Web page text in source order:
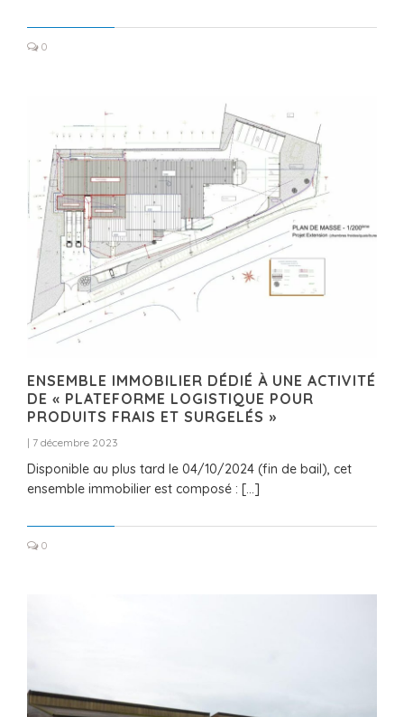
0
ENSEMBLE IMMOBILIER DÉDIÉ À UNE ACTIVITÉ
DE « PLATEFORME LOGISTIQUE POUR
PRODUITS FRAIS ET SURGELÉS »
| 7 décembre 2023
Disponible au plus tard le 04/10/2024 (fin de bail), cet
ensemble immobilier est composé : […]
0